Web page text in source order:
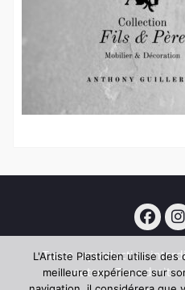
Toute reproduction
auteur. Tous droits
L'Artiste Plasticien utilise des
meilleure expérience sur